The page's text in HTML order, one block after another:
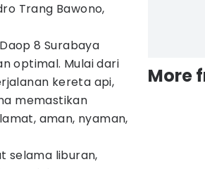
Trang Bawono,
8 Surabaya
optimal. Mulai dari
kereta api,
memastikan
aman, nyaman,
selama liburan,
More